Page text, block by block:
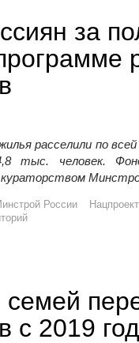
за
расселили по
тыс. человек.
России
с 2019